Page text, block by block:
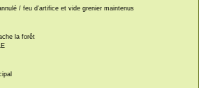
/ feu d’artifice et vide grenier maintenus
la forêt